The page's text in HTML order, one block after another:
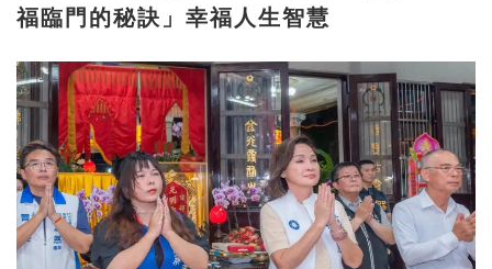
福臨門的秘訣」幸福人生智慧